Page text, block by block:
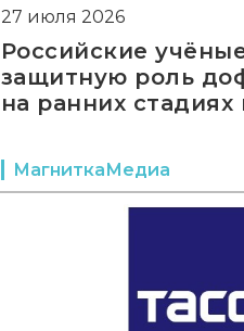
27 июля 2026
Российские
защитную роль
на ранних
МагниткаМедиа